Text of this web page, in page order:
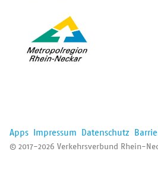
Apps Impressum Datenschutz
© 2017-2026 Verkehrsverbund Rhein-